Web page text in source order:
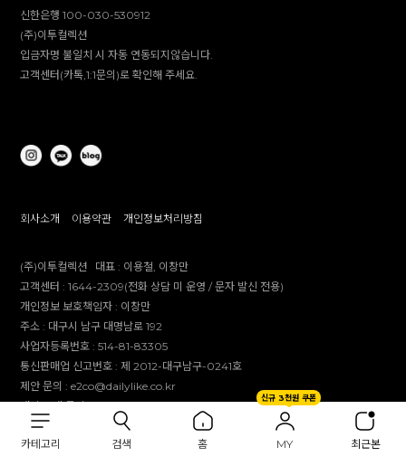
카테고리 검색 홈
신규 3천원 쿠폰
MY 최근본
신한은행 100-030-530912
(주)이투컬렉션
입금자명 불일치 시 자동 연동되지않습니다.
고객센터(카톡,1:1문의)로 확인해 주세요.
회사소개 이용약관 개인정보처리방침
(주)이투컬렉션 대표 : 이용철, 이창만
고객센터 :1644-2309(전화 상담 미 운영 / 문자 발신 전용)
개인정보 보호책임자 : 이창만
주소 : 대구시 남구 대명남로 192
사업자등록번호 :514-81-83305
통신판매업 신고번호 :제 2012-대구남구-0241호
제안 문의 : e2co@dailylike.co.kr
대량 구매 문의 : e2sales@dailylike.co.kr
Overseas business : dailylike@e2collection.com
FAX :053-651-2309